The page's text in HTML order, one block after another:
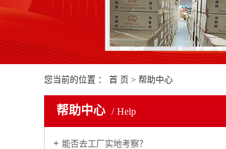
您当前的位置 ： 首 页 > 帮助中心
帮助中心 Help
能否去工厂实地考察？